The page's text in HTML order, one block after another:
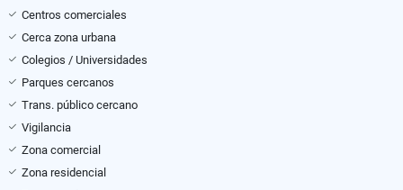
Centros comerciales
Cerca zona urbana
Colegios / Universidades
Parques cercanos
Trans. público cercano
Vigilancia
Zona comercial
Zona residencial